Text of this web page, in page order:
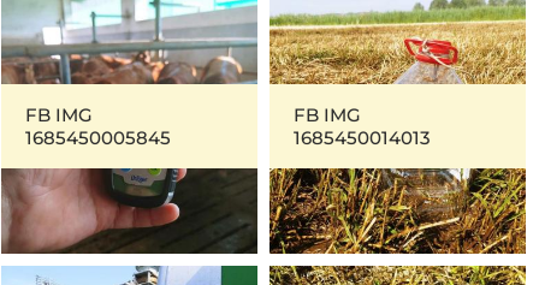
FB IMG
1685450005845
FB IMG
1685450014013